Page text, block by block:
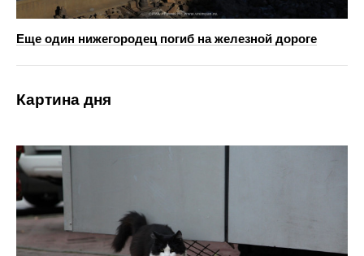
Еще один нижегородец погиб на железной дороге
Картина дня